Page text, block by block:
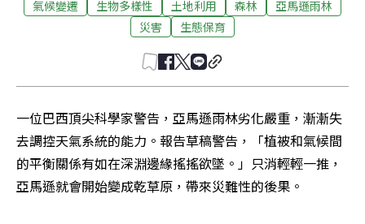
氣候變遷 生物多樣性 土地利用 森林
亞馬遜雨林
災害
生態保育
一位巴西頂尖科學家警告，亞馬遜雨林劣化嚴重，漸漸失
去調控天氣系統的能力。報告草稿警告，「植被和氣候間
的平衡關係有如在深淵邊緣搖搖欲墜。」只消輕輕一推，
亞馬遜就會開始變成乾草原，帶來災難性的後果。